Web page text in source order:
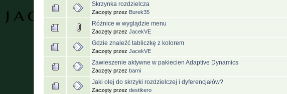
Skrzynka rozdzielcza
Zaczęty przez Burek35
Różnice w wyglądzie menu
Zaczęty przezJacekVE
Gdzie znaleźć tabliczkę z kolorem
Zaczęty przezJacekVE
Zawieszenie aktywne w pakiecien Adaptive Dynamics
Zaczęty przez barni
Jaki olej do skrzyki rozdzielczej i dyferencjałów?
Zaczęty przezdestikero